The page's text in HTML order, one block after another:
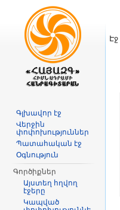
Էջ
Գլխավոր էջ
Վերջին
փոփոխություններ
Պատահական էջ
Օգնություն
Գործիքներ
Այստեղ հղվող
էջերը
Կապված